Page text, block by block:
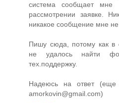
система сообщает
рассмотрении заявке.
никакое сообщение мне не
Пишу сюда, потому как в
не удалось найти
тех.поддержку.
Надеюсь на ответ (еще
amorkovin@gmail.com)